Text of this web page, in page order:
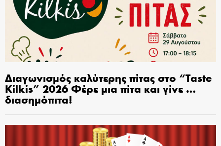
Διαγωνισμός καλύτερης πίτας στο “Taste
Kilkis” 2026 Φέρε μια πίτα και γίνε …
διασημόπιτα!